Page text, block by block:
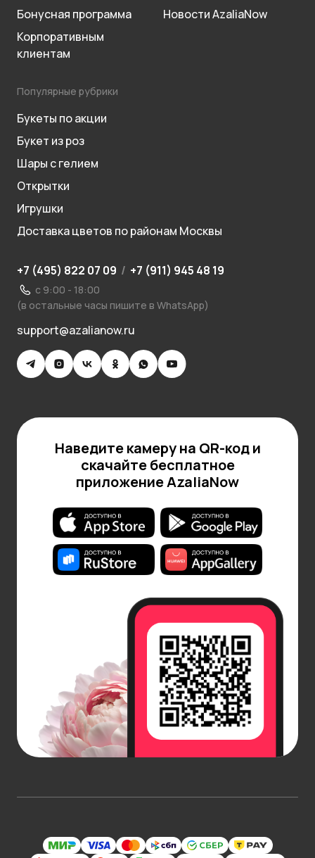
Бонусная программа
Корпоративным
клиентам
Новости AzaliaNow
Популярные рубрики
Букеты по акции
Букет из роз
Шары с гелием
Открытки
Игрушки
Доставка цветов по районам Москвы
+7 (495) 822 07 09 / +7 (911) 945 48 19
с 9:00 - 18:00
(в остальные часы пишите в WhatsApp)
support@azalianow.ru
Наведите камеру на QR-код и
скачайте бесплатное
приложение AzaliaNow